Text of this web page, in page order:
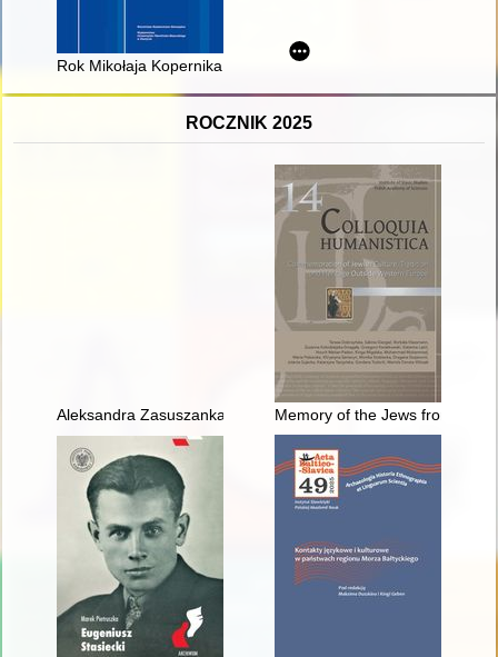
Rok Mikołaja Kopernika w archidiecezji warmińskiej :
ROCZNIK 2025
Aleksandra Zasuszanka-Dobrowolska (1906-1989) : życie i
Memory of the Jews from